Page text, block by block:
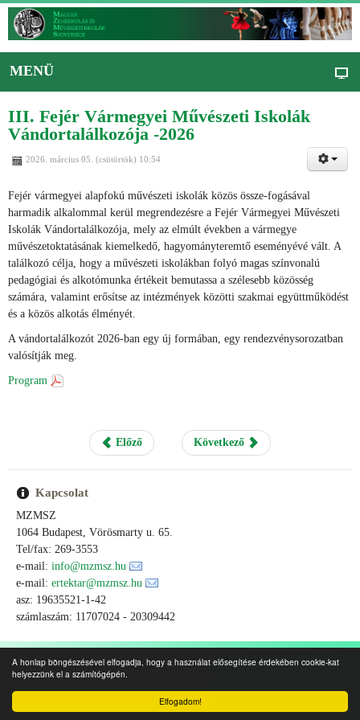
Elfogadom!
A honlap böngészésével elfogadja, hogy a használat elősegítése érdekében cookie-kat
helyezzünk el a számítógépén.
MENÜ
III. Fejér Vármegyei Művészeti Iskolák
Vándortalálkozója -2026
2026. március 05. (csütörtök) 10:54
Fejér vármegyei alapfokú művészeti iskolák közös össze-fogásával
harmadik alkalommal kerül megrendezésre a Fejér Vármegyei Művészeti
Iskolák Vándortalálkozója, mely az elmúlt években a vármegye
művészetoktatásának kiemelkedő, hagyományteremtő eseményévé vált. A
találkozó célja, hogy a művészeti iskolákban folyó magas színvonalú
pedagógiai és alkotómunka értékeit bemutassa a szélesebb közösség
számára, valamint erősítse az intézmények közötti szakmai együttműködést
és a közös alkotás élményét.
A vándortalálkozót 2026-ban egy új formában, egy rendezvénysorozatban
valósítják meg.
Program
Előző Következő
Kapcsolat
MZMSZ
1064 Budapest, Vörösmarty u. 65.
Tel/fax: 269-3553
e-mail: info@mzmsz.hu
e-mail: ertektar@mzmsz.hu
asz: 19635521-1-42
számlaszám: 11707024 - 20309442